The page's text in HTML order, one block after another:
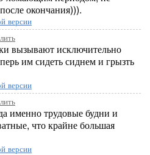
окончания))).
версии
вызывают исключительно
им сидеть сиднем и грызть
версии
именно трудовые будни и
что крайне большая
версии